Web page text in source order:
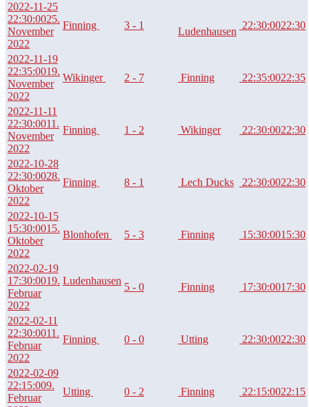
2022-11-25
22:30:0025.
November
2022
Finning 3 - 1
Ludenhausen
22:30:0022:30
2022-11-19
22:35:0019.
November
2022
Wikinger 2 - 7 Finning 22:35:0022:35
2022-11-11
22:30:0011.
November
2022
Finning 1 - 2 Wikinger 22:30:0022:30
2022-10-28
22:30:0028.
Oktober
2022
Finning 8 - 1 Lech Ducks 22:30:0022:30
2022-10-15
15:30:0015.
Oktober
2022
Blonhofen 5 - 3 Finning 15:30:0015:30
2022-02-19
17:30:0019.
Februar
2022
Ludenhausen
5 - 0 Finning 17:30:0017:30
2022-02-11
22:30:0011.
Februar
2022
Finning 0 - 0 Utting 22:30:0022:30
2022-02-09
22:15:009.
Februar
Utting 0 - 2 Finning 22:15:0022:15